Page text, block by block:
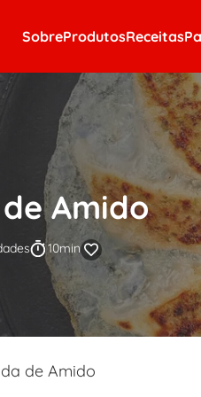
SobreProdutosReceitas
Amido
10min
de Amido